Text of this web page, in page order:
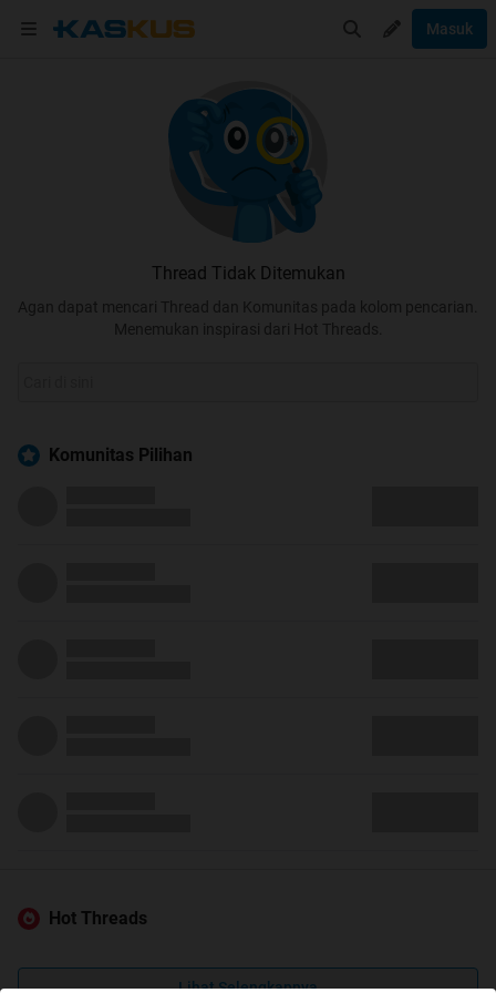
Masuk
Thread Tidak Ditemukan
Agan dapat mencari Thread dan Komunitas pada kolom pencarian.
Menemukan inspirasi dari Hot Threads.
Komunitas Pilihan
Hot Threads
Lihat Selengkapnya